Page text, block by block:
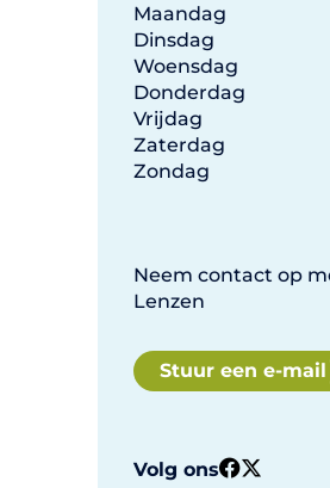
Maandag
Dinsdag
Woensdag
Donderdag
Vrijdag
Zaterdag
Zondag
Neem contact op
Lenzen
Stuur een e-mail
Volg ons